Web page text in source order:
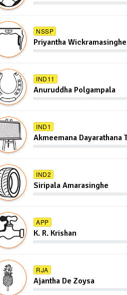
NSSP
Priyantha Wickramasinghe
IND11
Anuruddha Polgampala
IND1
Akmeemana Dayarathana
IND2
Siripala Amarasinghe
APP
K. R. Krishan
RJA
Ajantha De Zoysa